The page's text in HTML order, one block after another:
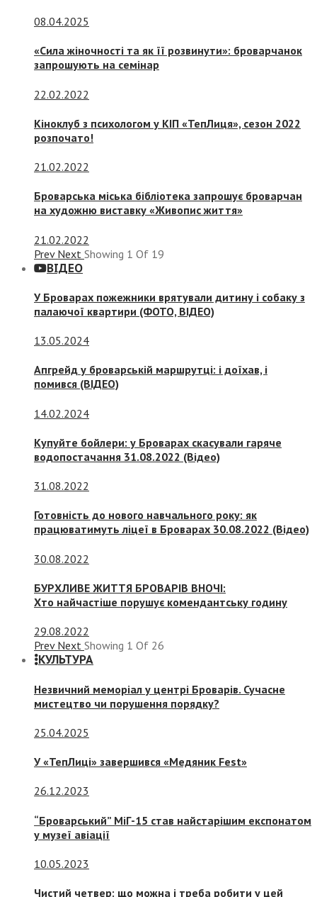
08.04.2025
«Сила жіночності та як її розвинути»: броварчанок
запрошують на семінар
22.02.2022
Кіноклуб з психологом у КІП «ТепЛиця», сезон 2022
розпочато!
21.02.2022
Броварська міська бібліотека запрошує броварчан
на художню виставку «Живопис життя»
21.02.2022
Prev Next Showing 1 Of 19
ВІДЕО
У Броварах пожежники врятували дитину і собаку з
палаючої квартири (ФОТО, ВІДЕО)
13.05.2024
Апгрейд у броварській маршрутці: і доїхав, і
помився (ВІДЕО)
14.02.2024
Купуйте бойлери: у Броварах скасували гаряче
водопостачання 31.08.2022 (Відео)
31.08.2022
Готовність до нового навчального року: як
працюватимуть ліцеї в Броварах 30.08.2022 (Відео)
30.08.2022
БУРХЛИВЕ ЖИТТЯ БРОВАРІВ ВНОЧІ:
Хто найчастіше порушує комендантську годину
29.08.2022
Prev Next Showing 1 Of 26
КУЛЬТУРА
Незвичний меморіал у центрі Броварів. Сучасне
мистецтво чи порушення порядку?
25.04.2025
У «ТепЛиці» завершився «Медяник Fest»
26.12.2023
“Броварський” МіГ-15 став найстарішим експонатом
у музеї авіації
10.05.2023
Чистий четвер: що можна і треба робити у цей